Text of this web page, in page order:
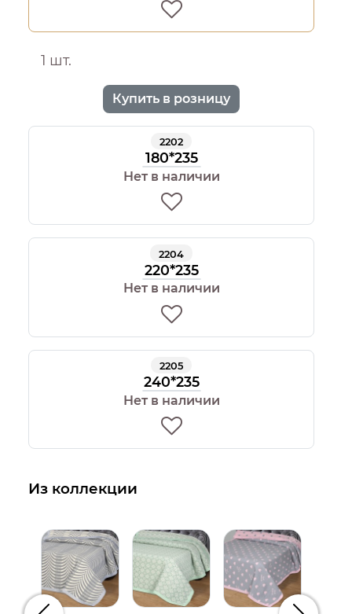
1 шт.
Купить в розницу
2202
180*235
Нет в наличии
2204
220*235
Нет в наличии
2205
240*235
Нет в наличии
Из коллекции